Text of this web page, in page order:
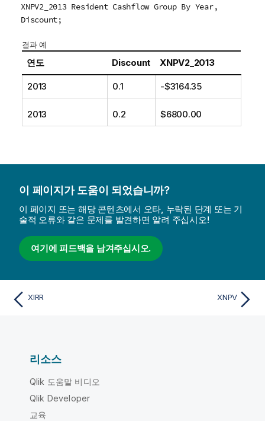
XNPV2_2013 Resident Cashflow Group By Year,
Discount;
결과 예
연도 Discount XNPV2_2013
2013 0.1 -$3164.35
2013 0.2 $6800.00
이 페이지가 도움이 되었습니까?
이 페이지 또는 해당 콘텐츠에서 오타, 누락된 단계 또는 기
술적 오류와 같은 문제를 발견하면 알려 주십시오!
여기에 피드백을 남겨주십시오.
XIRR XNPV
리소스
Qlik 도움말 비디오
Qlik Developer
교육